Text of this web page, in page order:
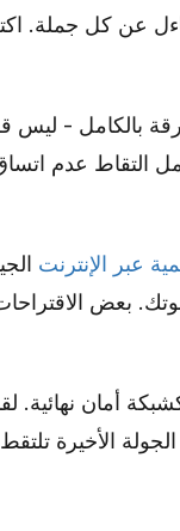
عن كل جملة.
بالكامل - ليس
التقاط عدم
عبر الإنترنت
بعض
أمان نهائية.
الأخيرة